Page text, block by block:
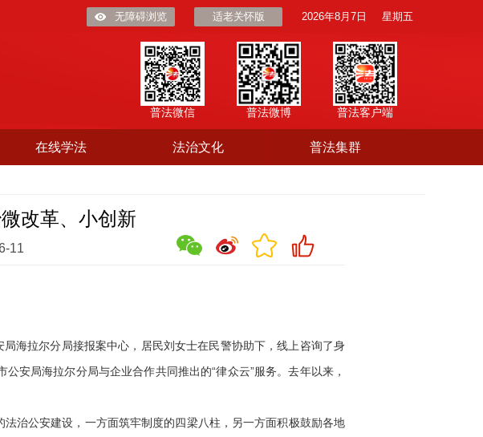
无障碍浏览 适老关怀版 2026年8月7日 星期五
普法客户端
普法微博
普法微信
在线学法 法治文化 普法集群
改革、小创新
11
海拉尔分局接报案中心，居民刘女士在民警协助下，线上咨询了身
局海拉尔分局与企业合作共同推出的“律众云”服务。去年以来，
治公安建设，一方面筑牢制度的四梁八柱，另一方面积极鼓励各地